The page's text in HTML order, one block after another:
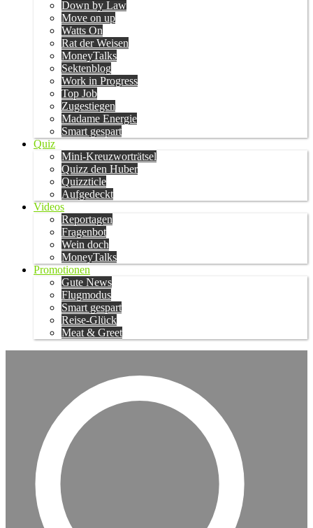
Down by Law
Move on up
Watts On
Rat der Weisen
MoneyTalks
Sektenblog
Work in Progress
Top Job
Zugestiegen
Madame Energie
Smart gespart
Quiz
Mini-Kreuzworträtsel
Quizz den Huber
Quizzticle
Aufgedeckt
Videos
Reportagen
Fragenbot
Wein doch
MoneyTalks
Promotionen
Gute News
Flugmodus
Smart gespart
Reise-Glück
Meat & Greet